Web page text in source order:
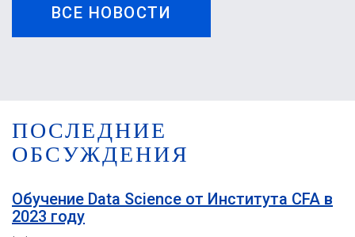
ВСЕ НОВОСТИ
ПОСЛЕДНИЕ
ОБСУЖДЕНИЯ
Обучение Data Science от Института CFA в
2023 году